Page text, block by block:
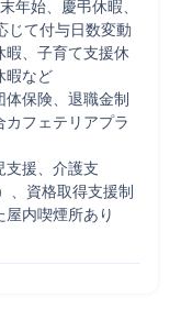
年始、慶弔休暇、
じて付与日数変動
暇、子育て支援休
暇など
保険、退職金制
カフェテリアプラ
支援、介護支
、資格取得支援制
内喫煙所あり